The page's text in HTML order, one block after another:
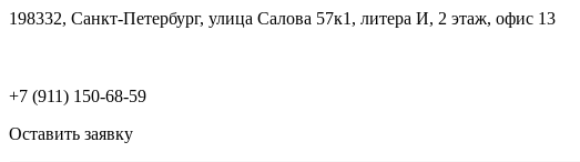
198332, Санкт-Петербург, улица Салова 57к1, литера И, 2 этаж, офис 13
+7 (911) 150-68-59
Оставить заявку